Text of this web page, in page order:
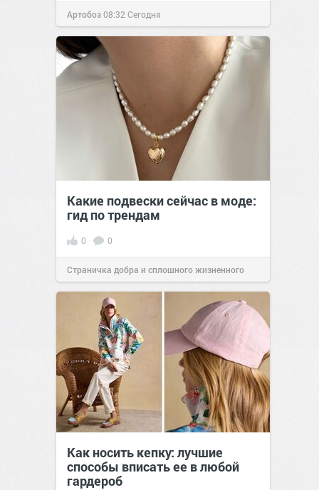
Артобоз08:32 Сегодня
Какие подвески сейчас в моде:
гид по трендам
0 0
Страничка добра и сплошного жизненного
позитива!09:00Сегодня
Как носить кепку: лучшие
способы вписать ее в любой
гардероб